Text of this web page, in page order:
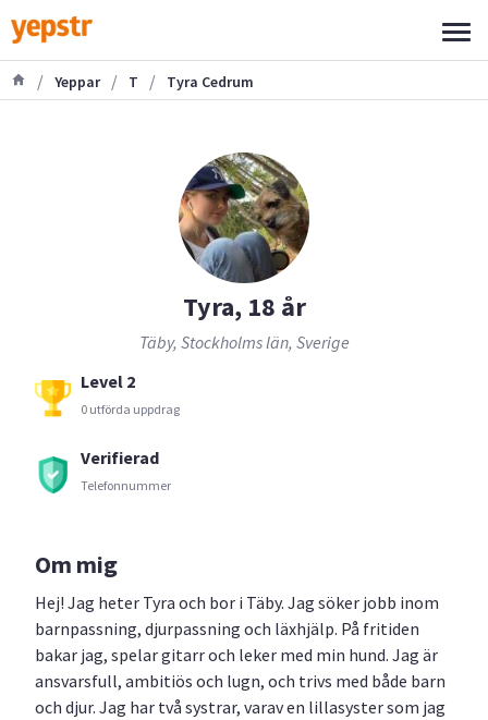
/ Yeppar / T / Tyra Cedrum
Tyra, 18 år
Täby, Stockholms län, Sverige
Level 2
0 utförda uppdrag
Verifierad
Telefonnummer
Om mig
Hej! Jag heter Tyra och bor i Täby. Jag söker jobb inom
barnpassning, djurpassning och läxhjälp. På fritiden
bakar jag, spelar gitarr och leker med min hund. Jag är
ansvarsfull, ambitiös och lugn, och trivs med både barn
och djur. Jag har två systrar, varav en lillasyster som jag